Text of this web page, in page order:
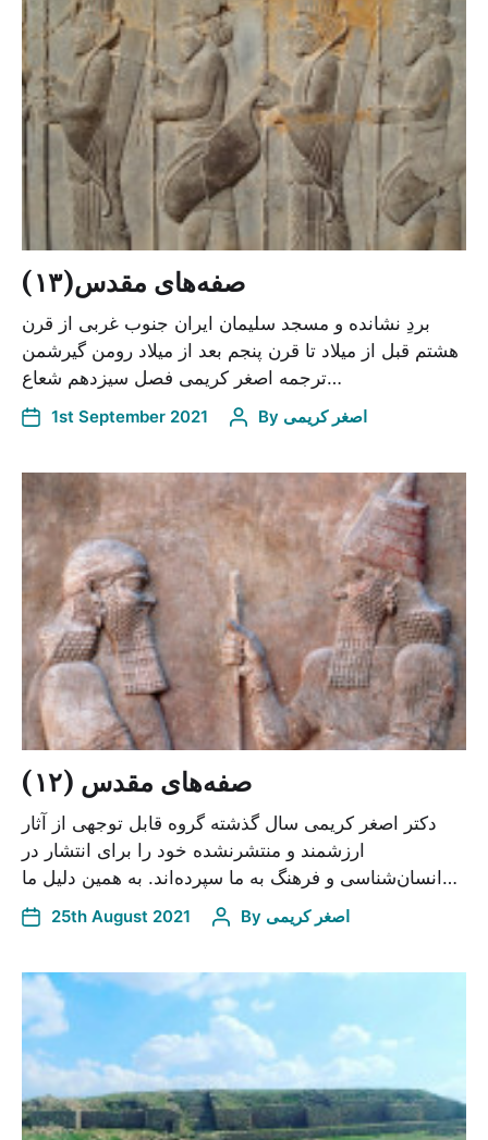
صفه‌های مقدس(۱۳)
بردِ نشانده و مسجد سلیمان ایران جنوب غربی از قرن
هشتم قبل از میلاد تا قرن پنجم بعد از میلاد رومن گیرشمن
ترجمه اصغر کریمی فصل سیزدهم شعاع…
1st September 2021 By اصغر کریمی
صفه‌های مقدس (۱۲)
دکتر اصغر کریمی سال گذشته گروه قابل توجهی از آثار
ارزشمند و منتشرنشده خود را برای انتشار در
انسان‌شناسی و فرهنگ به ما سپرده‌اند. به همین دلیل ما…
25th August 2021 By اصغر کریمی